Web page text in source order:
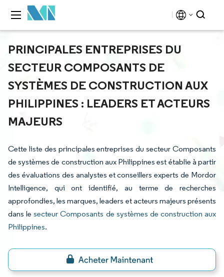
PRINCIPALES ENTREPRISES DU
SECTEUR COMPOSANTS DE
SYSTÈMES DE CONSTRUCTION AUX
PHILIPPINES : LEADERS ET ACTEURS
MAJEURS
Cette liste des principales entreprises du secteur Composants
de systèmes de construction aux Philippines est établie à partir
des évaluations des analystes et conseillers experts de Mordor
Intelligence, qui ont identifié, au terme de recherches
approfondies, les marques, leaders et acteurs majeurs présents
dans lesecteur Composants de systèmes de construction aux
Philippines.